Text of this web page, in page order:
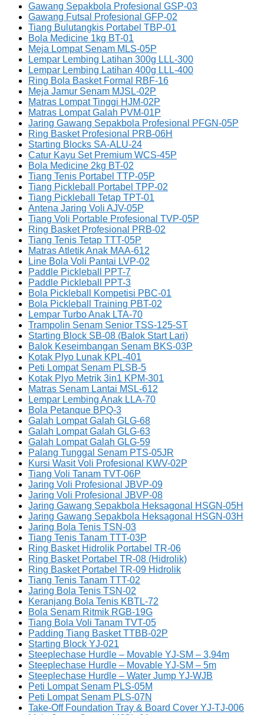
Gawang Sepakbola Profesional GSP-03
Gawang Futsal Profesional GFP-02
Tiang Bulutangkis Portabel TBP-01
Bola Medicine 1kg BT-01
Meja Lompat Senam MLS-05P
Lempar Lembing Latihan 300g LLL-300
Lempar Lembing Latihan 400g LLL-400
Ring Bola Basket Formal RBF-16
Meja Jamur Senam MJSL-02P
Matras Lompat Tinggi HJM-02P
Matras Lompat Galah PVM-01P
Jaring Gawang Sepakbola Profesional PFGN-05P
Ring Basket Profesional PRB-06H
Starting Blocks SA-ALU-24
Catur Kayu Set Premium WCS-45P
Bola Medicine 2kg BT-02
Tiang Tenis Portabel TTP-05P
Tiang Pickleball Portabel TPP-02
Tiang Pickleball Tetap TPT-01
Antena Jaring Voli AJV-05P
Tiang Voli Portable Profesional TVP-05P
Ring Basket Profesional PRB-02
Tiang Tenis Tetap TTT-05P
Matras Atletik Anak MAA-612
Line Bola Voli Pantai LVP-02
Paddle Pickleball PPT-7
Paddle Pickleball PPT-3
Bola Pickleball Kompetisi PBC-01
Bola Pickleball Training PBT-02
Lempar Turbo Anak LTA-70
Trampolin Senam Senior TSS-125-ST
Starting Block SB-08 (Balok Start Lari)
Balok Keseimbangan Senam BKS-03P
Kotak Plyo Lunak KPL-401
Peti Lompat Senam PLSB-5
Kotak Plyo Metrik 3in1 KPM-301
Matras Senam Lantai MSL-612
Lempar Lembing Anak LLA-70
Bola Petanque BPQ-3
Galah Lompat Galah GLG-68
Galah Lompat Galah GLG-63
Galah Lompat Galah GLG-59
Palang Tunggal Senam PTS-05JR
Kursi Wasit Voli Profesional KWV-02P
Tiang Voli Tanam TVT-06P
Jaring Voli Profesional JBVP-09
Jaring Voli Profesional JBVP-08
Jaring Gawang Sepakbola Heksagonal HSGN-05H
Jaring Gawang Sepakbola Heksagonal HSGN-03H
Jaring Bola Tenis TSN-03
Tiang Tenis Tanam TTT-03P
Ring Basket Hidrolik Portabel TR-06
Ring Basket Portabel TR-08 (Hidrolik)
Ring Basket Portabel TR-09 Hidrolik
Tiang Tenis Tanam TTT-02
Jaring Bola Tenis TSN-02
Keranjang Bola Tenis KBTL-72
Bola Senam Ritmik RGB-19G
Tiang Bola Voli Tanam TVT-05
Padding Tiang Basket TTBB-02P
Starting Block YJ-021
Steeplechase Hurdle – Movable YJ-SM – 3,94m
Steeplechase Hurdle – Movable YJ-SM – 5m
Steeplechase Hurdle – Water Jump YJ-WJB
Peti Lompat Senam PLS-05M
Peti Lompat Senam PLS-07N
Take-Off Foundation Tray & Board Cover YJ-TJ-006